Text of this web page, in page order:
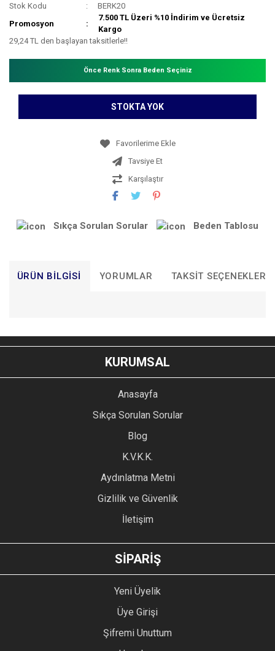
Stok Kodu
BERK20
Promosyon
7.500 TL Üzeri %10 İndirim ve Ücretsiz
Kargo
29,24 TL den başlayan taksitlerle!!
Önce Renk Sonra Beden Seçiniz
STOKTA YOK
Tavsiye Et
Karşılaştır
Sıkça Sorulan Sorular Beden Tablosu
ÜRÜN BILGISI YORUMLAR TAKSIT SEÇENEKLERI
YORUM YAZ
Bu ürünün fiyat bilgisi, resim, ürün açıklamalarında ve diğer
konularda yetersiz gördüğünüz noktaları öneri formunu
kullanarak tarafımıza iletebilirsiniz.
Ürün resmi kalitesiz, bozuk veya görüntülenemiyor.
Ürün açıklamasında eksik bilgiler bulunuyor.
Ürün bilgilerinde hatalar bulunuyor.
Ürün fiyatı diğer sitelerden daha pahalı.
GÖNDER
KURUMSAL
Anasayfa
Sıkça Sorulan Sorular
Blog
K.V.K.K.
Aydınlatma Metni
Gizlilik ve Güvenlik
İletişim
SİPARİŞ
Yeni Üyelik
Üye Girişi
Şifremi Unuttum